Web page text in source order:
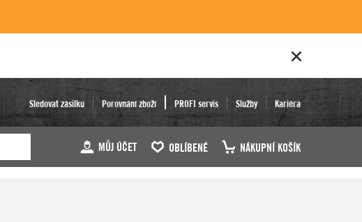
Sledovat zásilku Porovnání zboží PROFI servis Služby Kariéra
MŮJ ÚČET OBLÍBENÉ NÁKUPNÍ KOŠÍK